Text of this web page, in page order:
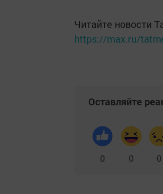
Читайте новости
https://max.ru/
Оставляйте
0 0 0